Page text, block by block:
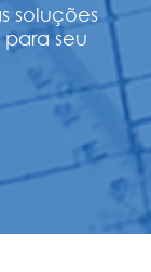
soluções
seu